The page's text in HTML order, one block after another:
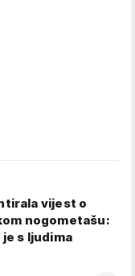
vijest o
nogometašu:
s ljudima